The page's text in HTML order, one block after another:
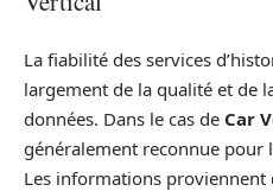
La fiabilité des services
largement de la qualité et de
données. Dans le cas de Car
généralement reconnue pour
Les informations proviennent